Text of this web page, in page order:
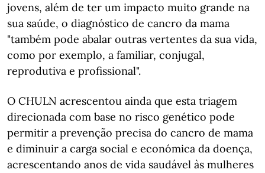
jovens, além de ter um impacto muito grande na
sua saúde, o diagnóstico de cancro da mama
"também pode abalar outras vertentes da sua vida,
como por exemplo, a familiar, conjugal,
reprodutiva e profissional".
O CHULN acrescentou ainda que esta triagem
direcionada com base no risco genético pode
permitir a prevenção precisa do cancro de mama
e diminuir a carga social e económica da doença,
acrescentando anos de vida saudável às mulheres